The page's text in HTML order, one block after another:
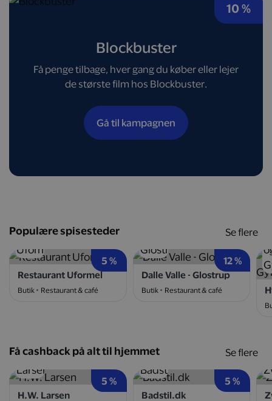
10 %
Blockbuster
Få penge tilbage, hver gang du køber eller lejer
de største film hos Blockbuster.
Gå til kampagnen
Populære spisesteder
5 %
Restaurant Uformel
Butik Restaurant & café
12 %
Dalle Valle - Glostrup
Butik
Restaurant & café
Se flere
Få cashback på alt til hjemmet
5 %
H.W. Larsen
5 %
Badstil.dk
Se flere